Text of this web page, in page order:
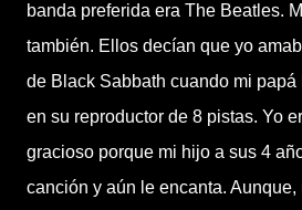
banda preferida era The Beatles.
también. Ellos decían que yo
de Black Sabbath cuando mi
en su reproductor de 8 pistas. Yo
gracioso porque mi hijo a sus 4
canción y aún le encanta.